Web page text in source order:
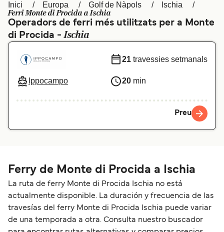
Polska Deutschland
Schweiz (DE) Norge
المغرب
Inici Europa Golf de Nàpols Ischia
Ferri Monte di Procida a Ischia
Operadors de ferri més utilitzats per a Monte
di Procida -Ischia
Ippocampo
21 travessies setmanals
20 min
Preu
Ferry de Monte di Procida a Ischia
La ruta de ferry Monte di Procida Ischia no está
actualmente disponible. La duración y frecuencia de las
travesías del ferry Monte di Procida Ischia puede variar
de una temporada a otra. Consulta nuestro buscador